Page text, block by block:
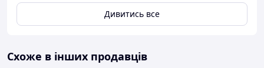
Дивитись все
Схоже в інших продавців